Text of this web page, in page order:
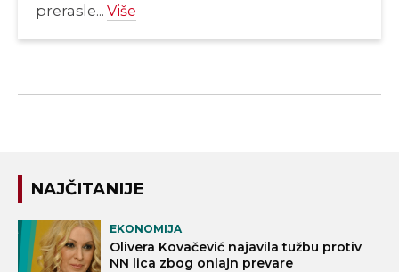
prerasle... Više
NAJČITANIJE
EKONOMIJA
Olivera Kovačević najavila tužbu protiv
NN lica zbog onlajn prevare